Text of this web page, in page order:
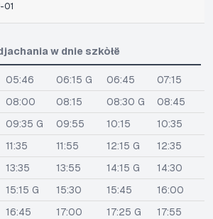
01
w dnie szkòłë
05:46 06:15 G 06:45
07:15
08:00 08:15 08:30 G
08:45
09:35 G 09:55 10:15
10:35
11:35 11:55 12:15 G
12:35
13:35 13:55 14:15 G
14:30
15:15 G 15:30 15:45
16:00
16:45 17:00 17:25 G
17:55